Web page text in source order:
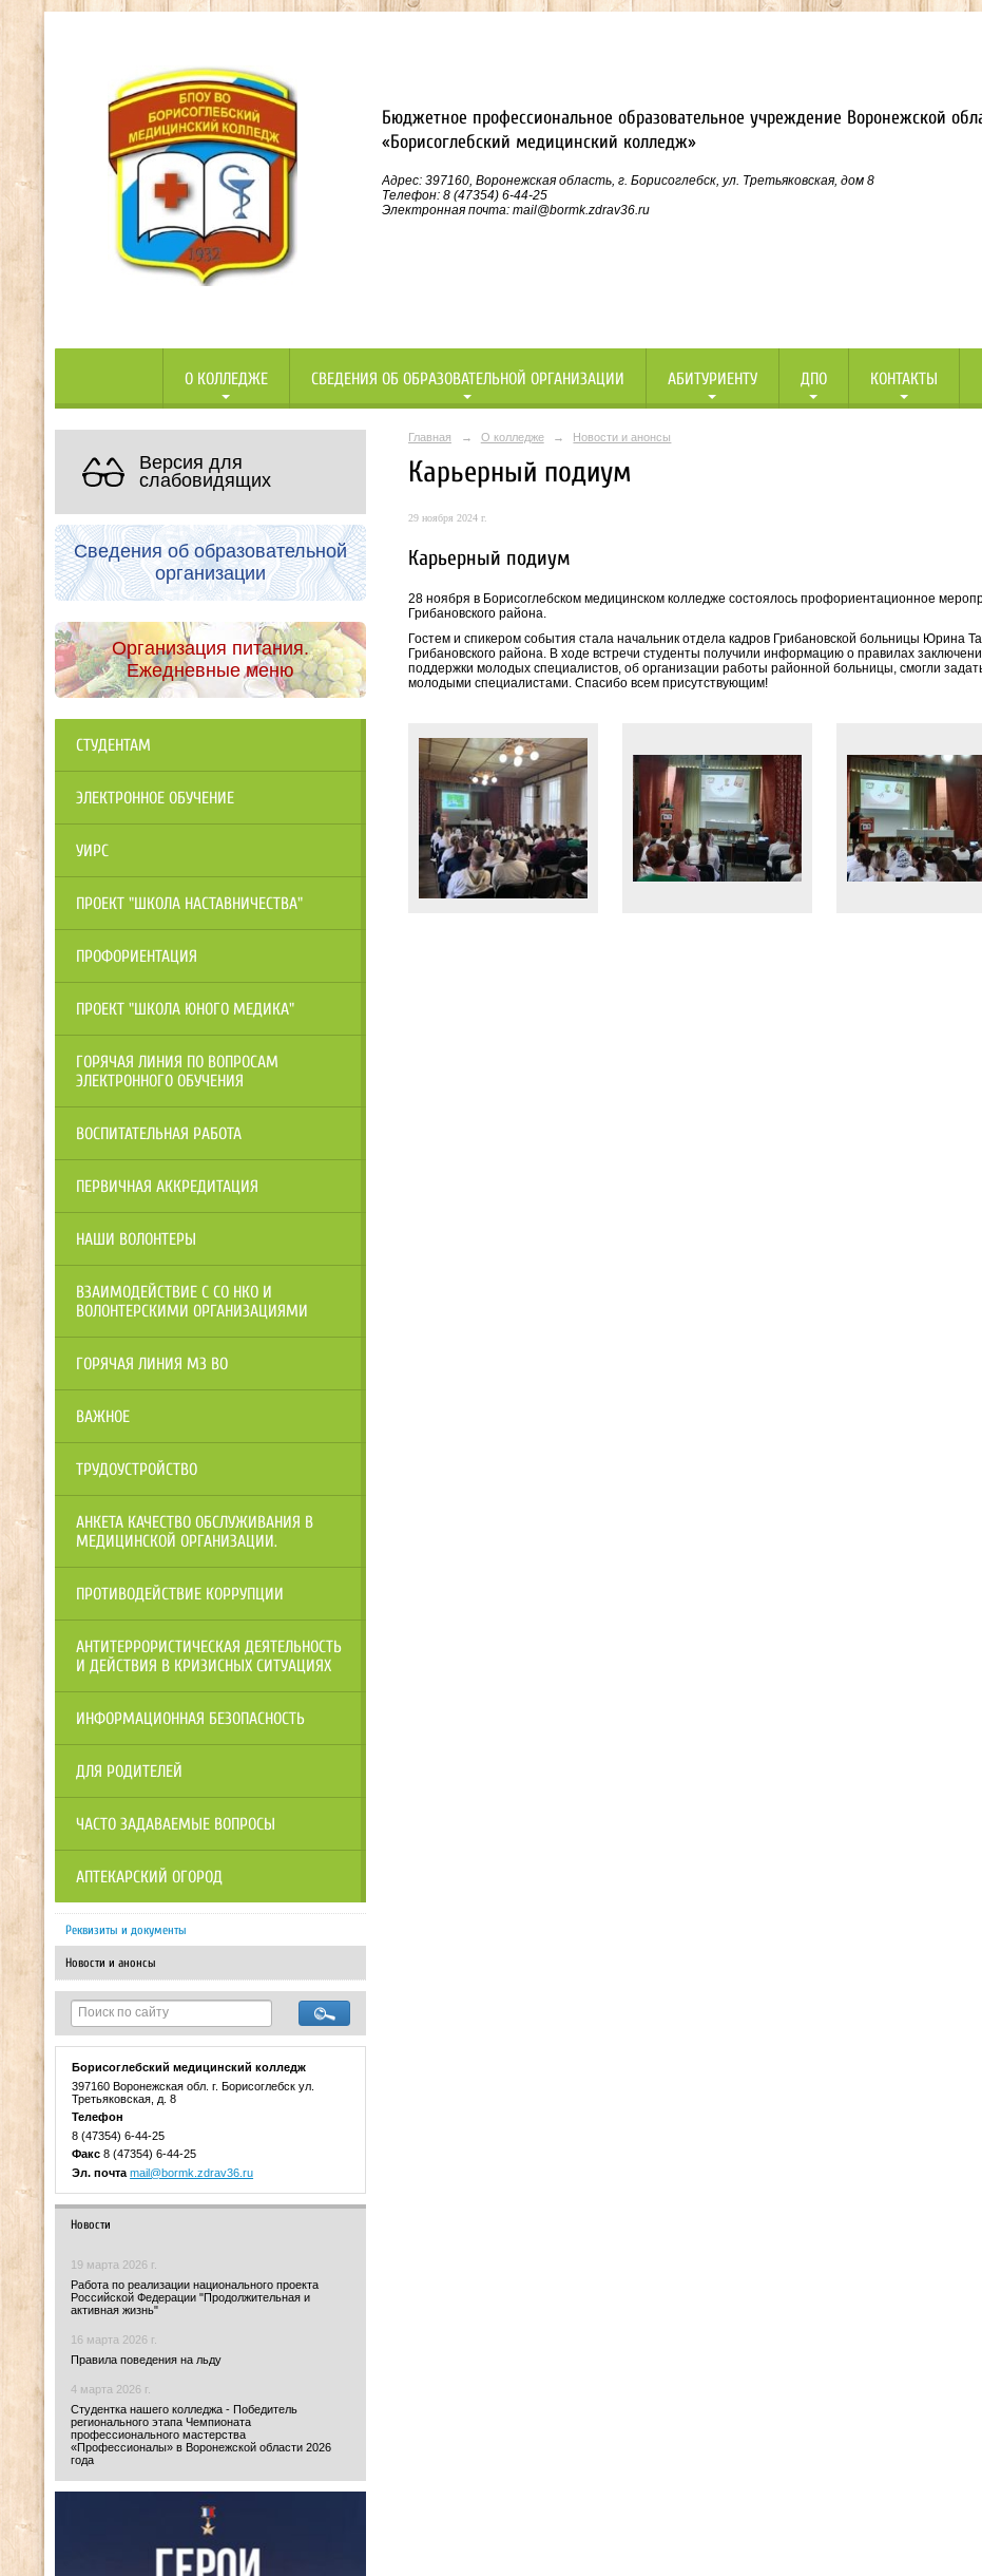
Бюджетное профессиональное образовательное учреждение Воронежской
«Борисоглебский медицинский колледж»
Адрес: 397160, Воронежская область, г. Борисоглебск, ул. Третьяковская, дом 8
Телефон: 8 (47354) 6-44-25
Электронная почта: mail@bormk.zdrav36.ru
О КОЛЛЕДЖЕ СВЕДЕНИЯ ОБ ОБРАЗОВАТЕЛЬНОЙ ОРГАНИЗАЦИИ АБИТУРИЕНТУ ДПО КОНТАКТЫ
Версия для
слабовидящих
Сведения об образовательной
организации
Организация питания.
Ежедневные меню
СТУДЕНТАМ
ЭЛЕКТРОННОЕ ОБУЧЕНИЕ
УИРС
ПРОЕКТ "ШКОЛА НАСТАВНИЧЕСТВА"
ПРОФОРИЕНТАЦИЯ
ПРОЕКТ "ШКОЛА ЮНОГО МЕДИКА"
ГОРЯЧАЯ ЛИНИЯ ПО ВОПРОСАМ
ЭЛЕКТРОННОГО ОБУЧЕНИЯ
ВОСПИТАТЕЛЬНАЯ РАБОТА
ПЕРВИЧНАЯ АККРЕДИТАЦИЯ
НАШИ ВОЛОНТЕРЫ
ВЗАИМОДЕЙСТВИЕ С СО НКО И
ВОЛОНТЕРСКИМИ ОРГАНИЗАЦИЯМИ
ГОРЯЧАЯ ЛИНИЯ МЗ ВО
ВАЖНОЕ
ТРУДОУСТРОЙСТВО
АНКЕТА КАЧЕСТВО ОБСЛУЖИВАНИЯ В
МЕДИЦИНСКОЙ ОРГАНИЗАЦИИ.
ПРОТИВОДЕЙСТВИЕ КОРРУПЦИИ
АНТИТЕРРОРИСТИЧЕСКАЯ ДЕЯТЕЛЬНОСТЬ
И ДЕЙСТВИЯ В КРИЗИСНЫХ СИТУАЦИЯХ
ИНФОРМАЦИОННАЯ БЕЗОПАСНОСТЬ
ДЛЯ РОДИТЕЛЕЙ
ЧАСТО ЗАДАВАЕМЫЕ ВОПРОСЫ
АПТЕКАРСКИЙ ОГОРОД
Реквизиты и документы
Новости и анонсы
Борисоглебский медицинский колледж
397160 Воронежская обл. г. Борисоглебск ул.
Третьяковская, д. 8
Телефон
8 (47354) 6-44-25
Факс 8 (47354) 6-44-25
Эл. почта mail@bormk.zdrav36.ru
Новости
19 марта 2026 г.
Работа по реализации национального проекта
Российской Федерации "Продолжительная и
активная жизнь"
16 марта 2026 г.
Правила поведения на льду
4 марта 2026 г.
Студентка нашего колледжа - Победитель
регионального этапа Чемпионата
профессионального мастерства
«Профессионалы» в Воронежской области 2026
года
Главная → О колледже → Новости и анонсы
Карьерный подиум
29 ноября 2024 г.
Карьерный подиум
28 ноября в Борисоглебском медицинском колледже состоялось профориентационное
Грибановского района.
Гостем и спикером события стала начальник отдела кадров Грибановской больницы Юрина
Грибановского района. В ходе встречи студенты получили информацию о правилах
поддержки молодых специалистов, об организации работы районной больницы, смогли
молодыми специалистами. Спасибо всем присутствующим!